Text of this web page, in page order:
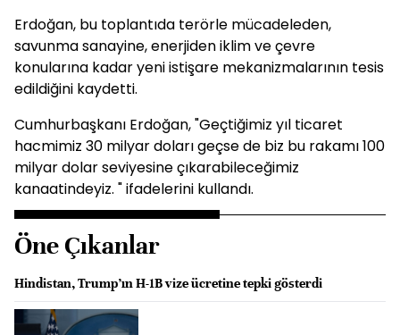
Erdoğan, bu toplantıda terörle mücadeleden,
savunma sanayine, enerjiden iklim ve çevre
konularına kadar yeni istişare mekanizmalarının tesis
edildiğini kaydetti.
Cumhurbaşkanı Erdoğan, "Geçtiğimiz yıl ticaret
hacmimiz 30 milyar doları geçse de biz bu rakamı 100
milyar dolar seviyesine çıkarabileceğimiz
kanaatindeyiz. " ifadelerini kullandı.
Öne Çıkanlar
Hindistan, Trump’ın H-1B vize ücretine tepki gösterdi